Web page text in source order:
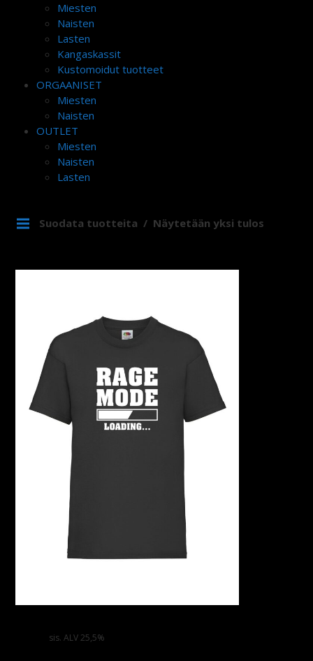
Miesten
Naisten
Lasten
Kangaskassit
Kustomoidut tuotteet
ORGAANISET
Miesten
Naisten
OUTLET
Miesten
Naisten
Lasten
Suodata tuotteita Näytetään yksi tulos
sis. ALV 25,5%